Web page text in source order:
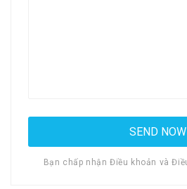
Bạn chấp nhận Điều khoản và